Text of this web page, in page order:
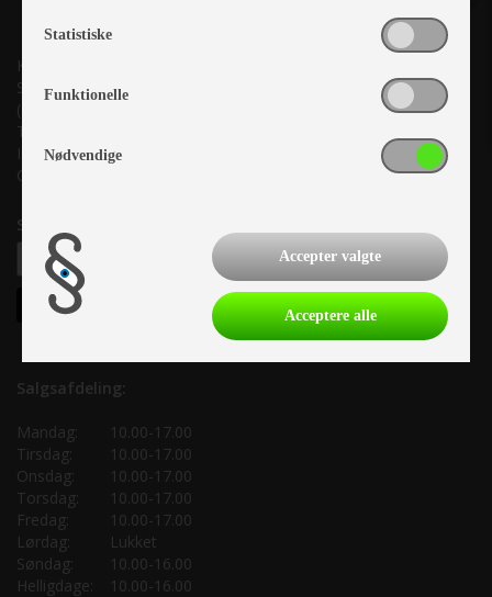
Kronjyllands Camping Center A/S
Suderholmen 10, 8960 Randers SØ
(Lige ud til Grenåvej)
Tlf. +45 87 10 98 70
Info@as-kcc.dk
CVR: 33 38 77 33
Samtykke til nyhedsbrev
Salgsafdeling:
Mandag:
10.00-17.00
Tirsdag:
10.00-17.00
Onsdag:
10.00-17.00
Torsdag:
10.00-17.00
Fredag:
10.00-17.00
Lørdag:
Lukket
Søndag:
10.00-16.00
Helligdage:
10.00-16.00
Statistiske
Funktionelle
Nødvendige
Accepter valgte
Acceptere alle